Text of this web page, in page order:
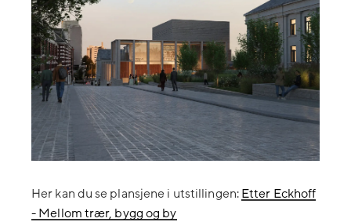
Her kan du se plansjene i utstillingen: Etter Eckhoff
- Mellom trær, bygg og by